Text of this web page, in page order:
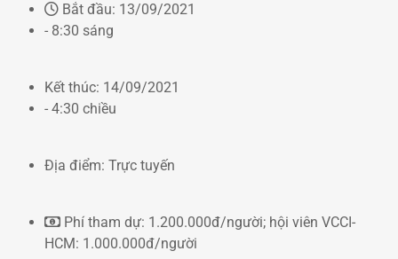
Bắt đầu: 13/09/2021
- 8:30 sáng
Kết thúc: 14/09/2021
- 4:30 chiều
Địa điểm: Trực tuyến
Phí tham dự: 1.200.000đ/người; hội viên VCCI-
HCM: 1.000.000đ/người